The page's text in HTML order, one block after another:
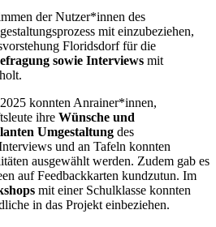
der Nutzer*innen des
mit einzubeziehen,
Floridsdorf für die
sowie Interviews mit
konnten Anrainer*innen,
ihre Wünsche und
Umgestaltung des
und an Tafeln konnten
ausgewählt werden. Zudem gab es
auf Feedbackkarten kundzutun. Im
mit einer Schulklasse konnten
in das Projekt einbeziehen.